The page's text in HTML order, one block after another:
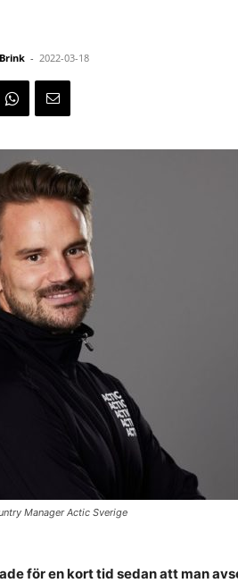
- 2022-03-18
Manager Actic Sverige
för en kort tid sedan att man